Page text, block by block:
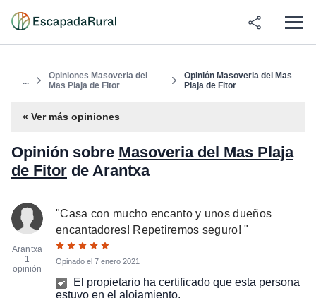
...
Opiniones Masoveria del
Mas Plaja de Fitor
Opinión Masoveria del Mas
Plaja de Fitor
« Ver más opiniones
Opinión sobre Masoveria del Mas Plaja
de Fitor de Arantxa
Arantxa
1
opinión
"Casa con mucho encanto y unos dueños
encantadores! Repetiremos seguro!"
Opinado el 7 enero 2021
El propietario ha certificado que esta persona
estuvo en el alojamiento.